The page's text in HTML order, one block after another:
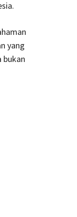
yang
bukan